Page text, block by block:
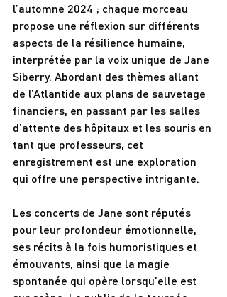
l’automne 2024 ; chaque morceau
propose une réflexion sur différents
aspects de la résilience humaine,
interprétée par la voix unique de Jane
Siberry. Abordant des thèmes allant
de l’Atlantide aux plans de sauvetage
financiers, en passant par les salles
d’attente des hôpitaux et les souris en
tant que professeurs, cet
enregistrement est une exploration
qui offre une perspective intrigante.
Les concerts de Jane sont réputés
pour leur profondeur émotionnelle,
ses récits à la fois humoristiques et
émouvants, ainsi que la magie
spontanée qui opère lorsqu’elle est